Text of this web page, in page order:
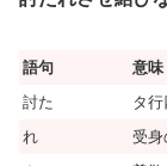
語句
意味
討た
タ
れ
受身